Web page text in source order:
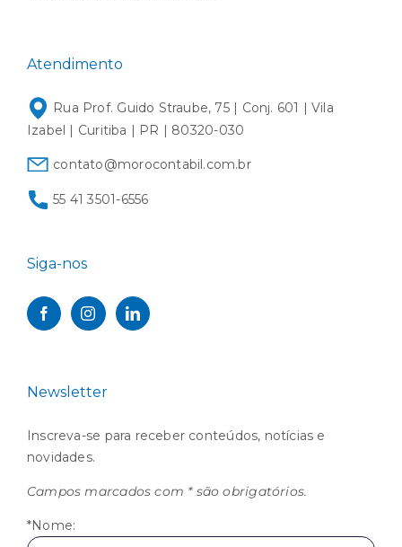
Atendimento
Rua Prof. Guido Straube, 75 | Conj. 601 | Vila
Izabel | Curitiba | PR | 80320-030
contato@morocontabil.com.br
55 41 3501-6556
Siga-nos
Newsletter
Inscreva-se para receber conteúdos, notícias e
novidades.
Campos marcados com * são obrigatórios.
*Nome: